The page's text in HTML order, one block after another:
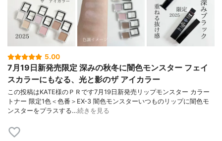
5.00
7月19日新発売限定 深みの秋冬に闇色モンスター フェイ
スカラーにもなる、光と影のザ アイカラー
この投稿はKATE様のＰＲです7月19日新発売リップモンスター カラー
トナー 限定1色＜色番＞EX-3 闇色モンスターいつものリップに闇色モ
ンスターをプラスする…続きを見る